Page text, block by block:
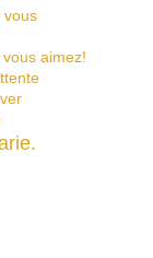
vous
aimez!